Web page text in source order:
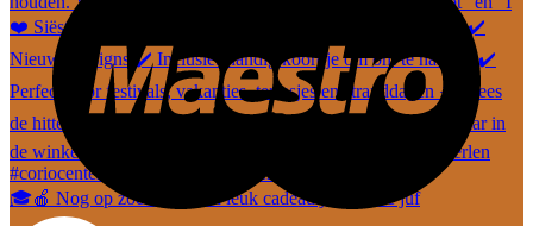
🎓🍎 Nog op zoek naar een leuk cadeautje voor de juf